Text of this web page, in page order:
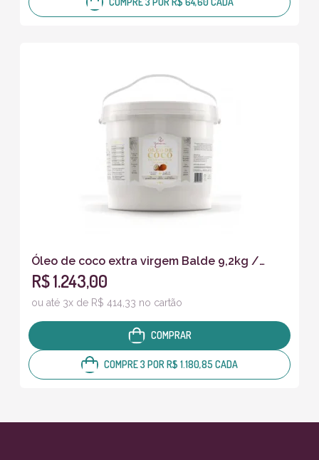
Óleo de coco extra virgem Balde 9,2kg /
10litros
R$ 1.243,00
ou até 3x de R$ 414,33 no cartão
COMPRAR
COMPRE 3 POR R$ 1.180,85 CADA